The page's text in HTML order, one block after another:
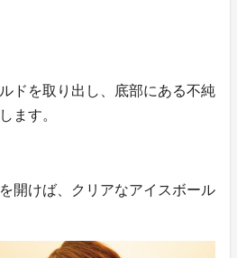
ドを取り出し、底部にある不純
ます。
開けば、クリアなアイスボール